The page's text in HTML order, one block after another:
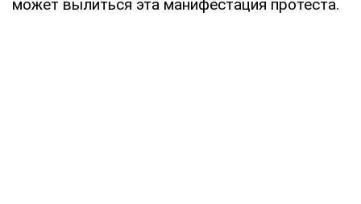
может вылиться эта манифестация протеста.